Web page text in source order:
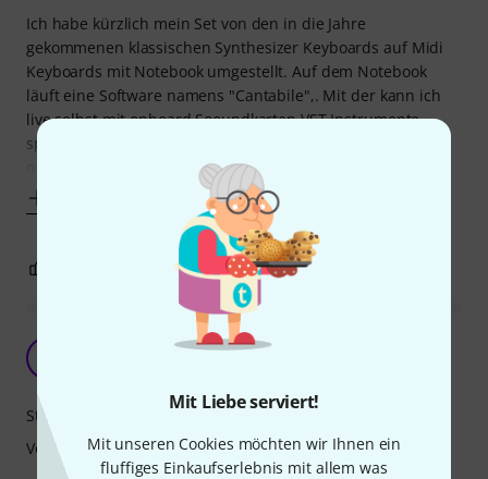
Mit Liebe serviert!
Mit unseren Cookies möchten wir Ihnen ein
fluffiges Einkaufserlebnis mit allem was
Ich habe kürzlich mein Set von den in die Jahre
gekommenen klassischen Synthesizer Keyboards auf Midi
Keyboards mit Notebook umgestellt. Auf dem Notebook
läuft eine Software namens "Cantabile",. Mit der kann ich
live selbst mit onboard Sooundkarten VST Instrumente
spielen. Zu diesem Zweck habe ich für meinen Spider Pro
nun eine Notebookhalterung
BEWERTUNG MELDEN
Laptopablage
Stabilität
Verarbeitung